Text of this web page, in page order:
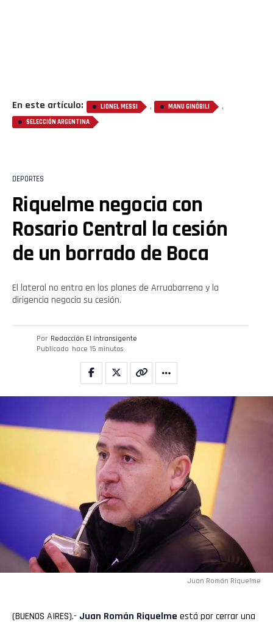
En este artículo: LIONEL MESSI , MANU GINÓBILI ,
SELECCIÓN ARGENTINA
DEPORTES
Riquelme negocia con
Rosario Central la cesión
de un borrado de Boca
El lateral no entra en los planes de Arruabarrena y la
dirigencia negocia su cesión.
Por Redacción El intransigente
Publicado hace 15 minutos
Juan Román Riquelme
(BUENOS AIRES).- Juan Román Riquelme está por cerrar una